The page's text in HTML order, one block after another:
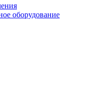
оборудование